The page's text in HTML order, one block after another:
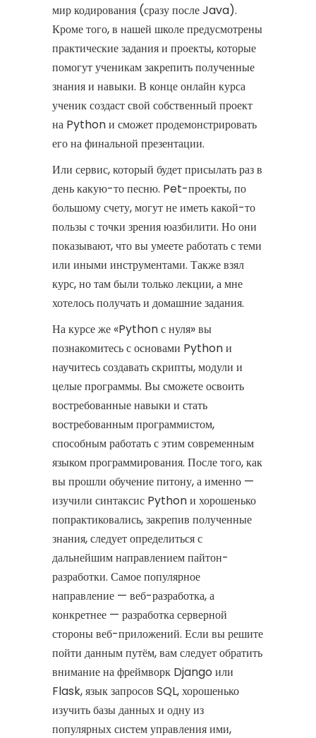
мир кодирования (сразу после Java).
Кроме того, в нашей школе предусмотрены
практические задания и проекты, которые
помогут ученикам закрепить полученные
знания и навыки. В конце онлайн курса
ученик создаст свой собственный проект
на Python и сможет продемонстрировать
его на финальной презентации.
Или сервис, который будет присылать раз в
день какую-то песню. Pet-проекты, по
большому счету, могут не иметь какой-то
пользы с точки зрения юазбилити. Но они
показывают, что вы умеете работать с теми
или иными инструментами. Также взял
курс, но там были только лекции, а мне
хотелось получать и домашние задания.
На курсе же «Python с нуля» вы
познакомитесь с основами Python и
научитесь создавать скрипты, модули и
целые программы. Вы сможете освоить
востребованные навыки и стать
востребованным программистом,
способным работать с этим современным
языком программирования. После того, как
вы прошли обучение питону, а именно —
изучили синтаксис Python и хорошенько
попрактиковались, закрепив полученные
знания, следует определиться с
дальнейшим направлением пайтон-
разработки. Самое популярное
направление — веб-разработка, а
конкретнее — разработка серверной
стороны веб-приложений. Если вы решите
пойти данным путём, вам следует обратить
внимание на фреймворк Django или
Flask, язык запросов SQL, хорошенько
изучить базы данных и одну из
популярных систем управления ими,